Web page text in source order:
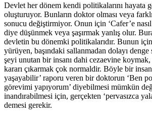
Devlet her dönem kendi politikalarını hayata
oluşturuyor. Bunların doktor olması veya
sonucu değiştirmiyor. Onun için ‘Cafer’e
diye düşünmek veya şaşırmak yanlış olur.
devletin bu dönemki politikalarıdır. Bunun
yürüyen, başındaki sallanmadan dolayı
şeyi unutan bir insanı dahi cezaevine
kararı çıkarmak çok normaldir. Böyle bir
yaşayabilir’ raporu veren bir doktorun ‘Ben
görevimi yapıyorum’ diyebilmesi mümkün
inandırabilmesi için, gerçekten ‘pervasızca
demesi gerekir.